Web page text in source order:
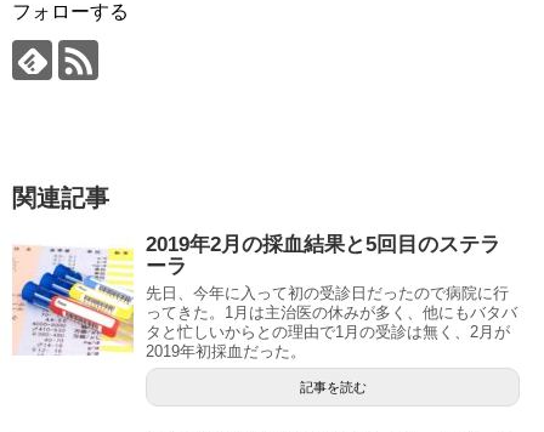
フォローする
関連記事
2019年2月の採血結果と5回目のステラ
ーラ
先日、今年に入って初の受診日だったので病院に行
ってきた。1月は主治医の休みが多く、他にもバタバ
タと忙しいからとの理由で1月の受診は無く、2月が
2019年初採血だった。
記事を読む